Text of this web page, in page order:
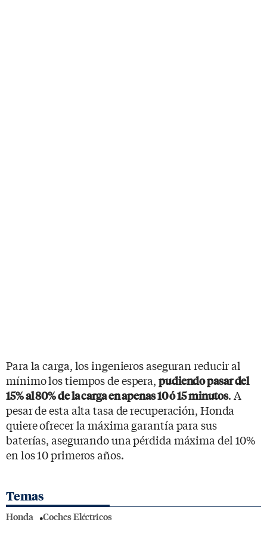
Para la carga, los ingenieros aseguran reducir al
mínimo los tiempos de espera, pudiendo pasar del
15% al 80% de la carga en apenas 10 ó 15 minutos. A
pesar de esta alta tasa de recuperación, Honda
quiere ofrecer la máxima garantía para sus
baterías, asegurando una pérdida máxima del 10%
en los 10 primeros años.
Temas
Honda Coches Eléctricos